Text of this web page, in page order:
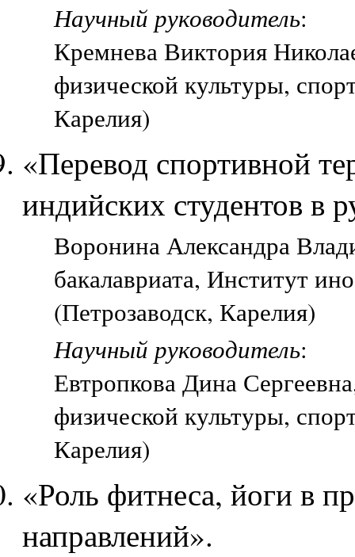
Научный руководитель:
Кремнева Виктория
физической культуры,
Карелия)
«Перевод спортивной
индийских студентов в
Воронина Александра
бакалавриата, Институт
(Петрозаводск, Карелия)
Научный руководитель:
Евтропкова Дина
физической культуры,
Карелия)
«Роль фитнеса, йоги в
направлений».